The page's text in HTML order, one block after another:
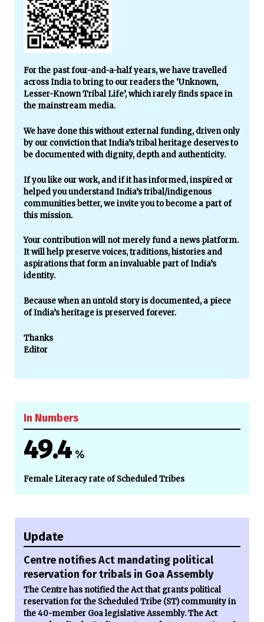
For the past four-and-a-half years, we have travelled
across India to bring to our readers the ‘Unknown,
Lesser-Known Tribal Life’, which rarely finds space in
the mainstream media.
We have done this without external funding, driven only
by our conviction that India’s tribal heritage deserves to
be documented with dignity, depth and authenticity.
If you like our work, and if it has informed, inspired or
helped you understand India’s tribal/indigenous
communities better, we invite you to become a part of
this mission.
Your contribution will not merely fund a news platform.
It will help preserve voices, traditions, histories and
aspirations that form an invaluable part of India’s
identity.
Because when an untold story is documented, a piece
of India’s heritage is preserved forever.
Thanks
Editor
In Numbers
49.4 %
Female Literacy rate of Scheduled Tribes
Update
Centre notifies Act mandating political
reservation for tribals in Goa Assembly
The Centre has notified the Act that grants political
reservation for the Scheduled Tribe (ST) community in
the 40-member Goa legislative Assembly. The Act